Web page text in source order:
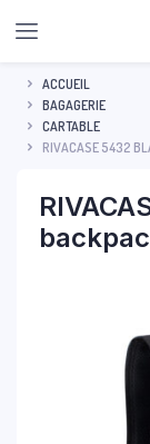
ACCUEIL
BAGAGERIE
CARTABLE
RIVACASE 5432